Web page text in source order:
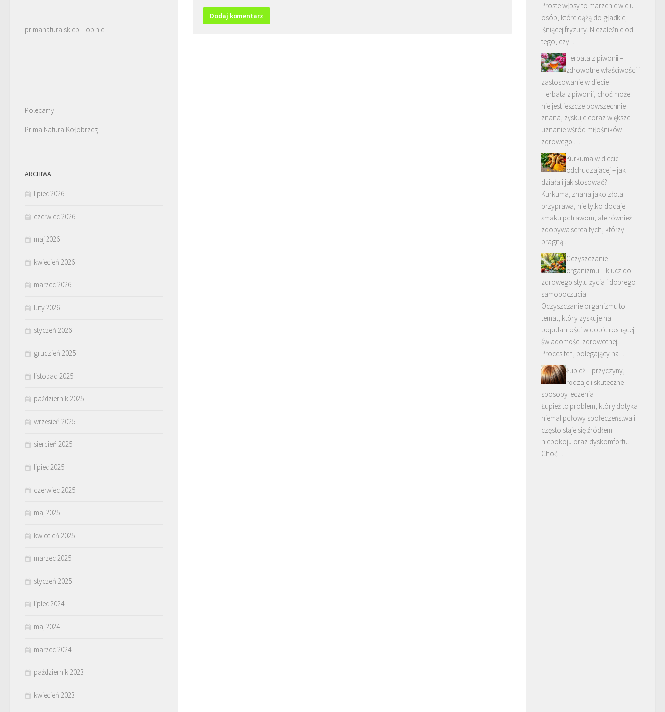
primanatura sklep – opinie
Polecamy:
Prima Natura Kołobrzeg
ARCHIWA
lipiec 2026
czerwiec 2026
maj 2026
kwiecień 2026
marzec 2026
luty 2026
styczeń 2026
grudzień 2025
listopad 2025
październik 2025
wrzesień 2025
sierpień 2025
lipiec 2025
czerwiec 2025
maj 2025
kwiecień 2025
marzec 2025
styczeń 2025
lipiec 2024
maj 2024
marzec 2024
październik 2023
kwiecień 2023
Proste włosy to marzenie wielu
osób, które dążą do gładkiej i
lśniącej fryzury. Niezależnie od
tego, czy …
Herbata z piwonii –
zdrowotne właściwości i
zastosowanie w diecie
Herbata z piwonii, choć może
nie jest jeszcze powszechnie
znana, zyskuje coraz większe
uznanie wśród miłośników
zdrowego …
Kurkuma w diecie
odchudzającej – jak
działa i jak stosować?
Kurkuma, znana jako złota
przyprawa, nie tylko dodaje
smaku potrawom, ale również
zdobywa serca tych, którzy
pragną …
Oczyszczanie
organizmu – klucz do
zdrowego stylu życia i dobrego
samopoczucia
Oczyszczanie organizmu to
temat, który zyskuje na
popularności w dobie rosnącej
świadomości zdrowotnej.
Proces ten, polegający na …
Łupież – przyczyny,
rodzaje i skuteczne
sposoby leczenia
Łupież to problem, który dotyka
niemal połowy społeczeństwa i
często staje się źródłem
niepokoju oraz dyskomfortu.
Choć …